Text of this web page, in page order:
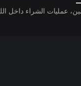
عمليات الشراء داخل